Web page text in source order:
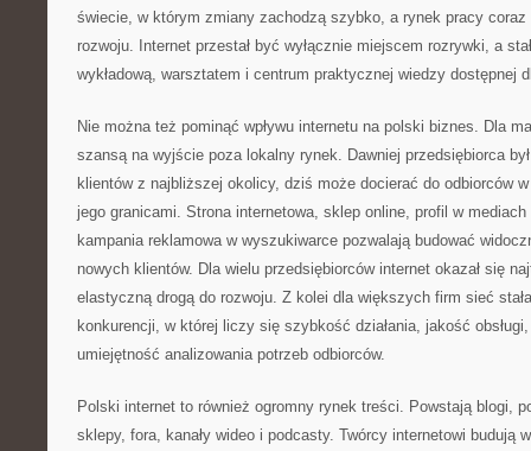
świecie, w którym zmiany zachodzą szybko, a rynek pracy coraz
rozwoju. Internet przestał być wyłącznie miejscem rozrywki, a
wykładową, warsztatem i centrum praktycznej wiedzy dostępnej
Nie można też pominąć wpływu internetu na polski biznes. Dla
szansą na wyjście poza lokalny rynek. Dawniej przedsiębiorca
klientów z najbliższej okolicy, dziś może docierać do odbiorców
jego granicami. Strona internetowa, sklep online, profil w
kampania reklamowa w wyszukiwarce pozwalają budować
nowych klientów. Dla wielu przedsiębiorców internet okazał się
elastyczną drogą do rozwoju. Z kolei dla większych firm sieć
konkurencji, w której liczy się szybkość działania, jakość
umiejętność analizowania potrzeb odbiorców.
Polski internet to również ogromny rynek treści. Powstają blogi,
sklepy, fora, kanały wideo i podcasty. Twórcy internetowi budują